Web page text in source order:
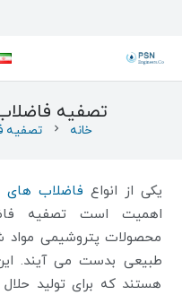
تصفیه
خانه chevron_right تصفیه
یکی از انواع فاضلاب های
اهمیت است تصفیه
محصولات پتروشیمی مواد
طبیعی بدست می آیند.
هستند که برای تولید